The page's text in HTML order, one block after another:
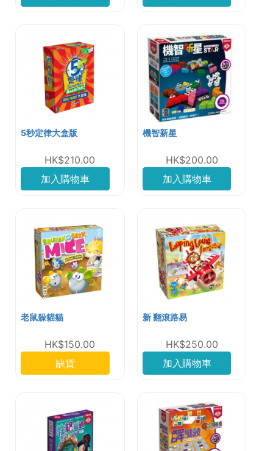
5秒定律大盒版
HK$210.00
加入購物車
機智新星
HK$200.00
加入購物車
老鼠躲貓貓
HK$150.00
缺貨
新 翻滾路易
HK$250.00
加入購物車